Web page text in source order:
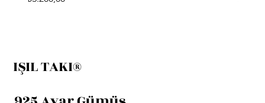
IŞIL TAKI®